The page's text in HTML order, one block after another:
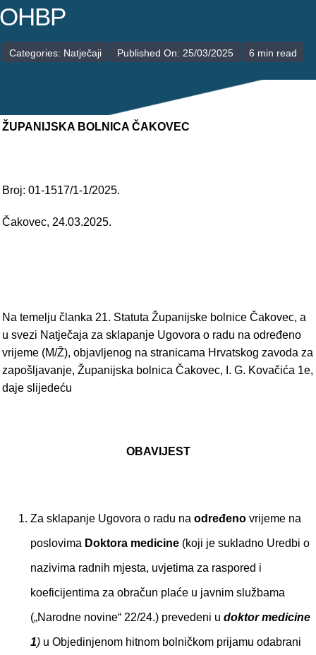
PALIJATIVNA SKRB
Categories: Natječaji Published On: 25/03/2025 6 min read
ŽUPANIJSKA BOLNICA ČAKOVEC
Broj: 01-1517/1-1/2025.
Čakovec, 24.03.2025.
Na temelju članka 21. Statuta Županijske bolnice Čakovec, a
u svezi Natječaja za sklapanje Ugovora o radu na određeno
vrijeme (M/Ž), objavljenog na stranicama Hrvatskog zavoda za
zapošljavanje, Županijska bolnica Čakovec, I. G. Kovačića 1e,
daje slijedeću
OBAVIJEST
Za sklapanje Ugovora o radu na određeno vrijeme na
poslovima Doktora medicine (koji je sukladno Uredbi o
nazivima radnih mjesta, uvjetima za raspored i
koeficijentima za obračun plaće u javnim službama
(„Narodne novine“ 22/24.) prevedeni u doktor medicine
1)u Objedinjenom hitnom bolničkom prijamu odabrani